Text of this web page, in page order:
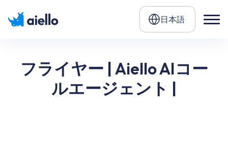
日本語
フライヤー | Aiello AIコー
ルエージェント |